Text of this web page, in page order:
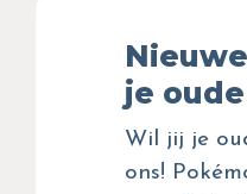
je
Wil jij je
ons!